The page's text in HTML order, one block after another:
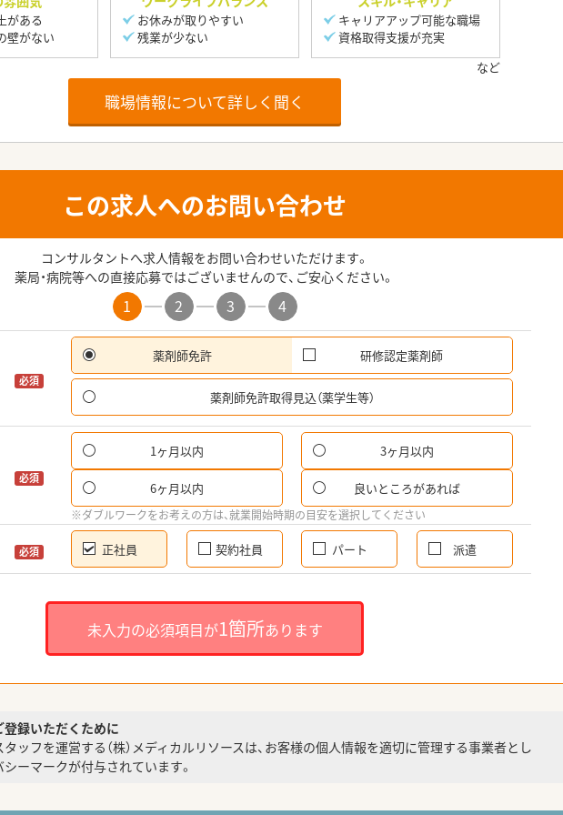
がある
壁がない
お休みが取りやすい
残業が少ない
キャリアアップ可能な職場
資格取得支援が充実
職場情報について詳しく聞く
この求人へのお問い合わせ
コンサルタントへ求人情報をお問い合わせいただけます。
薬局・病院等への直接応募ではございませんので、ご安心ください。
1 2 3 4
必須
薬剤師免許 研修認定薬剤師
薬剤師免許取得見込（薬学生等）
必須
1ヶ月以内 3ヶ月以内
6ヶ月以内 良いところがあれば
※ダブルワークをお考えの方は、就業開始時期の目安を選択してください
必須 正社員 契約社員 パート 派遣
未入力の必須項目が1箇所あります
登録いただくために
ッフを運営する（株）メディカルリソースは、お客様の個人情報を適切に管理する事業者とし
ーマークが付与されています。